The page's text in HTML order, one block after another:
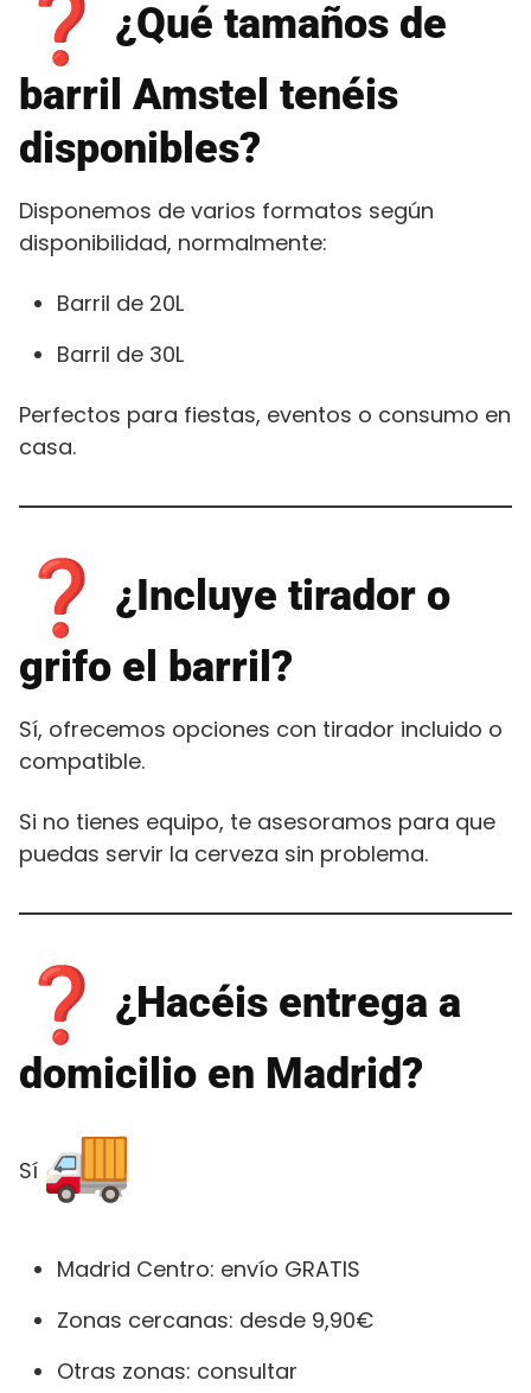
¿Qué tamaños de
barril Amstel tenéis
disponibles?
Disponemos de varios formatos según
disponibilidad, normalmente:
Barril de 20L
Barril de 30L
Perfectos para fiestas, eventos o consumo en
casa.
¿Incluye tirador o
grifo el barril?
Sí, ofrecemos opciones con tirador incluido o
compatible.
Si no tienes equipo, te asesoramos para que
puedas servir la cerveza sin problema.
¿Hacéis entrega a
domicilio en Madrid?
Sí
Madrid Centro: envío GRATIS
Zonas cercanas: desde 9,90€
Otras zonas: consultar